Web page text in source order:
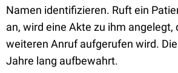
Namen identifizieren. Ruft ein
an, wird eine Akte zu ihm angelegt,
weiteren Anruf aufgerufen wird.
Jahre lang aufbewahrt.